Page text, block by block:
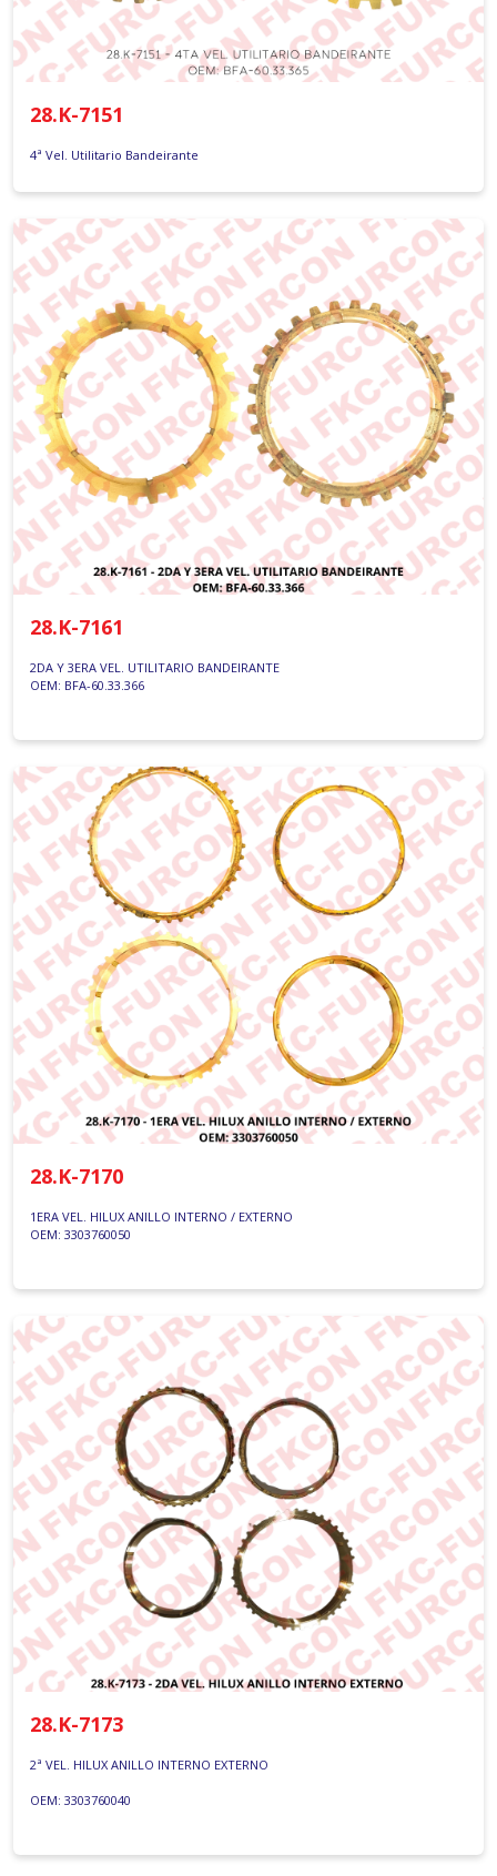
28.K-7151
4ª Vel. Utilitario Bandeirante
28.K-7161
2DA Y 3ERA VEL. UTILITARIO BANDEIRANTE
OEM: BFA-60.33.366
28.K-7170
1ERA VEL. HILUX ANILLO INTERNO / EXTERNO
OEM: 3303760050
28.K-7173
2ª VEL. HILUX ANILLO INTERNO EXTERNO
OEM: 3303760040